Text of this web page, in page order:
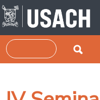
Skip to main content
Search